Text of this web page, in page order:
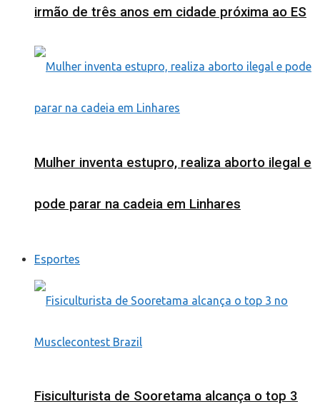
irmão de três anos em cidade próxima ao ES
Mulher inventa estupro, realiza aborto ilegal e
pode parar na cadeia em Linhares
Esportes
Fisiculturista de Sooretama alcança o top 3